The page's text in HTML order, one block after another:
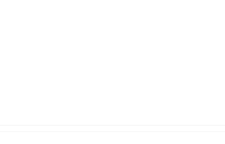
изменений в постановление от